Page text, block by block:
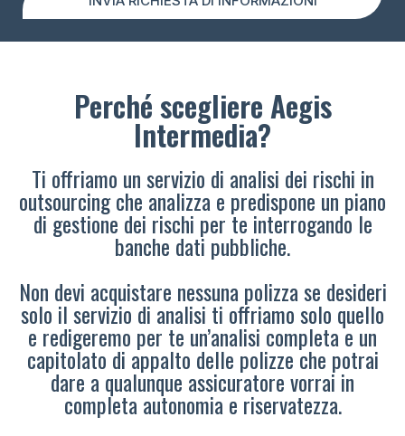
Perché scegliere Aegis
Intermedia?
Ti offriamo un servizio di analisi dei rischi in
outsourcing che analizza e predispone un piano
di gestione dei rischi per te interrogando le
banche dati pubbliche.
Non devi acquistare nessuna polizza se desideri
solo il servizio di analisi ti offriamo solo quello
e redigeremo per te un’analisi completa e un
capitolato di appalto delle polizze che potrai
dare a qualunque assicuratore vorrai in
completa autonomia e riservatezza.